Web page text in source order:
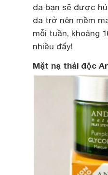
da bạn sẽ được
da trở nên mềm
mỗi tuần, khoảng
nhiều đấy!
Mặt nạ thải độc